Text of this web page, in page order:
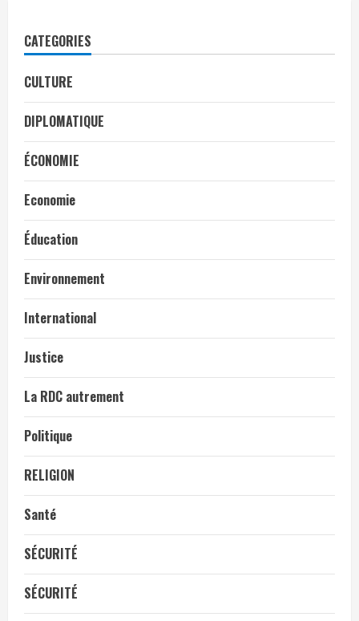
CATEGORIES
CULTURE
DIPLOMATIQUE
ÉCONOMIE
Economie
Éducation
Environnement
International
Justice
La RDC autrement
Politique
RELIGION
Santé
SÉCURITÉ
SÉCURITÉ